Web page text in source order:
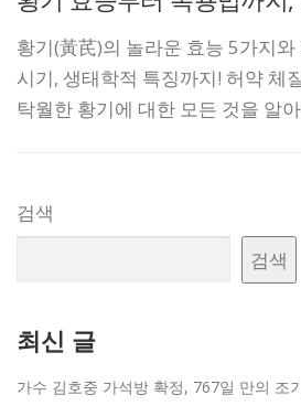
황기(黃芪)의 놀라운 효능 5가지
시기, 생태학적 특징까지! 허약 체
탁월한 황기에 대한 모든 것을 알
검색
검색
최신 글
가수 김호중 가석방 확정, 767일 만의 조